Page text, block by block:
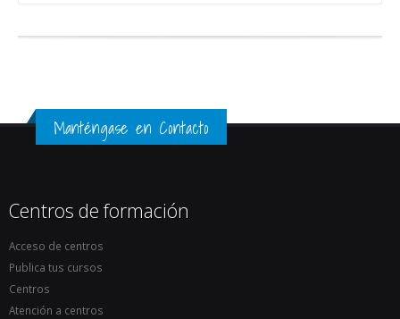
Manténgase en Contacto
Centros de formación
Acceso de centros
Publica tus cursos
Centros
Atención a centros